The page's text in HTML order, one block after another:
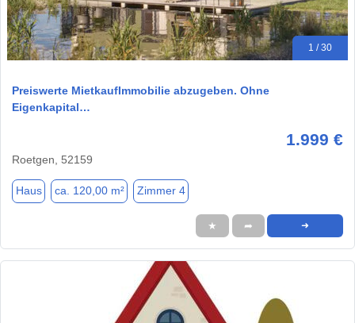
1 / 30
Preiswerte MietkaufImmobilie abzugeben. Ohne
Eigenkapital…
1.999 €
Roetgen, 52159
Haus ca. 120,00 m² Zimmer 4
★ ➦ ➜